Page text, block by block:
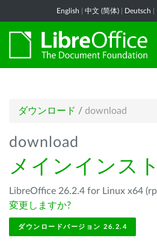
English 中文 (简体) Deutsch
ダウンロード / download
download
メインインス
LibreOffice 26.2.4 for Linux x64
変更しますか?
ダウンロードバージョン 26.2.4